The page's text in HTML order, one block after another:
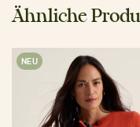
Ähnliche
NEU